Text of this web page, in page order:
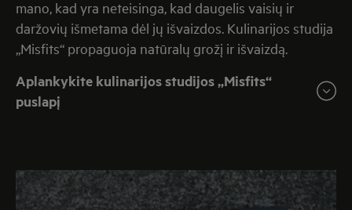
mano, kad yra neteisinga, kad daugelis vaisių ir
daržovių išmetama dėl jų išvaizdos. Kulinarijos studija
„Misfits“ propaguoja natūralų grožį ir išvaizdą.
Aplankykite kulinarijos studijos „Misfits“
puslapį